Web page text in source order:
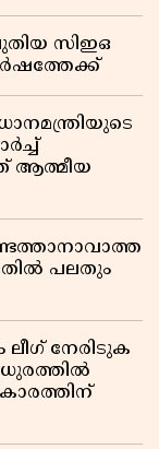
സിഇഒ
ആത്മീയ
പലതും
ലീഗ് നേരിടുക